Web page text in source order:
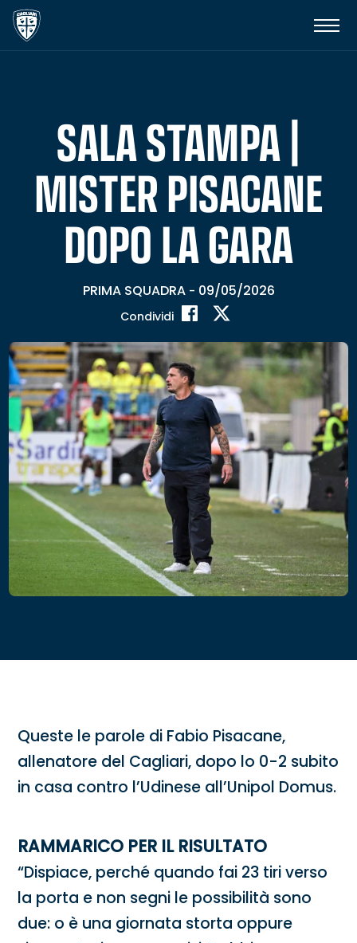
SALA STAMPA |
MISTER PISACANE
DOPO LA GARA
PRIMA SQUADRA - 09/05/2026
Condividi
Queste le parole di Fabio Pisacane,
allenatore del Cagliari, dopo lo 0-2 subito
in casa contro l’Udinese all’Unipol Domus.
RAMMARICO PER IL RISULTATO
“Dispiace, perché quando fai 23 tiri verso
la porta e non segni le possibilità sono
due: o è una giornata storta oppure